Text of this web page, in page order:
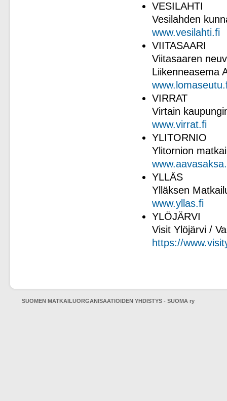
VESILAHTI
Vesilahden
www.vesilahti.fi
VIITASAARI
Viitasaaren
Liikenneasema
VIRRAT
Virtain
www.virrat.fi
YLITORNIO
Ylitornion
YLLÄS
Ylläksen
www.yllas.fi
YLÖJÄRVI
Visit Ylöjärvi /
https://
SUOMEN MATKAILUORGANISAATIOIDEN YHDISTYS - SUOMA ry